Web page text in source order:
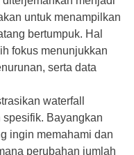
untuk menampilkan
bertumpuk. Hal
fokus menunjukkan
serta data
waterfall
Bayangkan
ingin memahami dan
perubahan jumlah